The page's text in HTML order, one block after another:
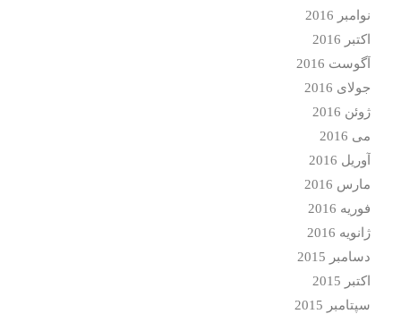
نوامبر 2016
اکتبر 2016
آگوست 2016
جولای 2016
ژوئن 2016
می 2016
آوریل 2016
مارس 2016
فوریه 2016
ژانویه 2016
دسامبر 2015
اکتبر 2015
سپتامبر 2015